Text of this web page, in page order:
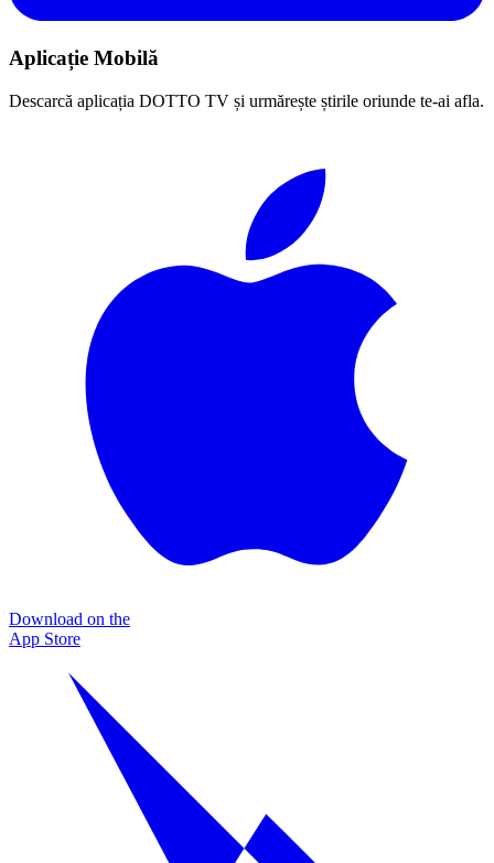
Aplicație Mobilă
Descarcă aplicația DOTTO TV și urmărește știrile oriunde te-ai afla.
Download on the
App Store